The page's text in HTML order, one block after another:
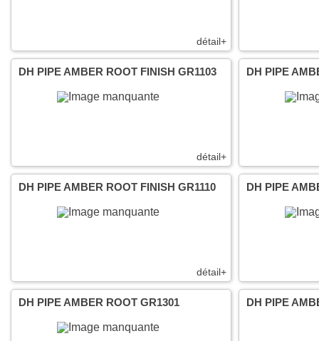
détail+
détail+
DH PIPE AMBER ROOT FINISH GR1103 DH PIPE
détail+
DH PIPE AMBER ROOT FINISH GR1110 DH PIPE
DH PIPE AMBER ROOT GR1301 DH PIPE